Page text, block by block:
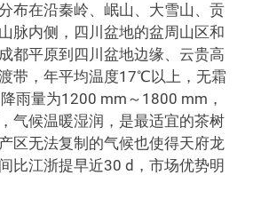
布在沿秦岭、岷山、大雪山、贡
脉内侧，四川盆地的盆周山区和
都平原到四川盆地边缘、云贵高
带，年平均温度17℃以上，无霜
雨量为1200 mm～1800 mm，
气候温暖湿润，是最适宜的茶树
区无法复制的气候也使得天府龙
比江浙提早近30 d，市场优势明